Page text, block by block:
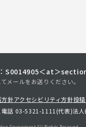
S0014905＜at＞
メールをお送りください。
針アクセシビリティ方針投
電話 03-5321-1111(代表)法